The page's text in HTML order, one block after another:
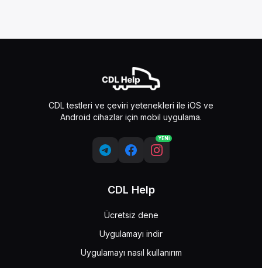
CDL testleri ve çeviri yetenekleri ile iOS ve
Android cihazlar için mobil uygulama.
YENİ
CDL Help
Ücretsiz dene
Uygulamayı indir
Uygulamayı nasıl kullanırım